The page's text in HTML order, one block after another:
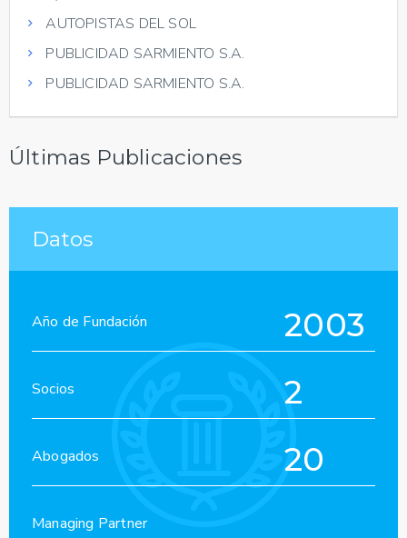
AUTOPISTAS DEL SOL
PUBLICIDAD SARMIENTO S.A.
PUBLICIDAD SARMIENTO S.A.
Últimas Publicaciones
Datos
Año de Fundación 2003
Socios 2
Abogados 20
Managing Partner